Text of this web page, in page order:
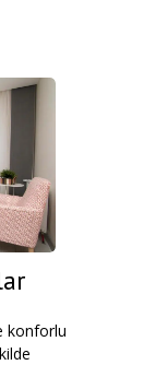
konforlu